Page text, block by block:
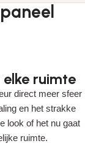
ruimte
direct meer sfeer
en het strakke
look of het nu gaat
ruimte.